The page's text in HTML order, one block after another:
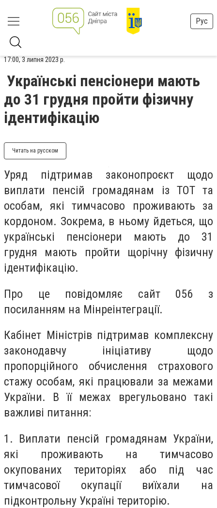
Рус
17:00, 3 липня 2023 р.
Українські пенсіонери мають
до 31 грудня пройти фізичну
ідентифікацію
Читать на русском
Уряд підтримав законопроєкт щодо
виплати пенсій громадянам із ТОТ та
особам, які тимчасово проживають за
кордоном. Зокрема, в ньому йдеться, що
українські пенсіонери мають до 31
грудня мають пройти щорічну фізичну
ідентифікацію.
Про це повідомляє сайт 056 з
посиланням на Мінреінтеграції.
Кабінет Міністрів підтримав комплексну
законодавчу ініціативу щодо
пропорційного обчислення страхового
стажу особам, які працювали за межами
України. В її межах врегульовано такі
важливі питання:
1. Виплати пенсій громадянам України,
які проживають на тимчасово
окупованих територіях або під час
тимчасової окупації виїхали на
підконтрольну Україні територію.